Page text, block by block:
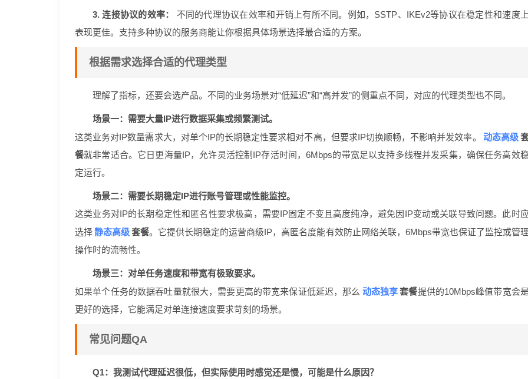
3. 连接协议的效率：
不同的代理协议在效率和开销上有所不同。例如，SSTP、IKEv2等协议在稳定性和速度上
表现更佳。支持多种协议的服务商能让你根据具体场景选择最合适的方案。
根据需求选择合适的代理类型
理解了指标，还要会选产品。不同的业务场景对“低延迟”和“高并发”的侧重点不同，对应的代理类型也不同。
场景一：需要大量IP进行数据采集或频繁测试。
这类业务对IP数量需求大，对单个IP的长期稳定性要求相对不高，但要求IP切换顺畅，不影响并发效率。
动态高级
餐就非常适合。它日更海量IP，允许灵活控制IP存活时间，6Mbps的带宽足以支持多线程并发采集，确保任务高效稳
定运行。
场景二：需要长期稳定IP进行账号管理或性能监控。
这类业务对IP的长期稳定性和匿名性要求极高，需要IP固定不变且高度纯净，避免因IP变动或关联导致问题。此时应
选择静态高级套餐。它提供长期稳定的运营商级IP，高匿名度能有效防止网络关联，6Mbps带宽也保证了监控或管理
操作时的流畅性。
场景三：对单任务速度和带宽有极致要求。
如果单个任务的数据吞吐量就很大，需要更高的带宽来保证低延迟，那么 动态独享套餐提供的10Mbps峰值带宽会
更好的选择，它能满足对单连接速度要求苛刻的场景。
常见问题QA
Q1：我测试代理延迟很低，但实际使用时感觉还是慢，可能是什么原因？